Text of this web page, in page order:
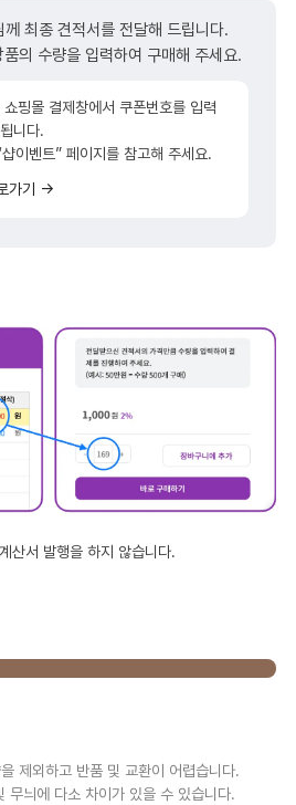
최종 견적서를 전달해 드립니다.
의 수량을 입력하여 구매해 주세요.
핑몰 결제창에서 쿠폰번호를 입력
니다.
이벤트” 페이지를 참고해 주세요.
가기 →
산서 발행을 하지 않습니다.
제외하고 반품 및 교환이 어렵습니다.
무늬에 다소 차이가 있을 수 있습니다.